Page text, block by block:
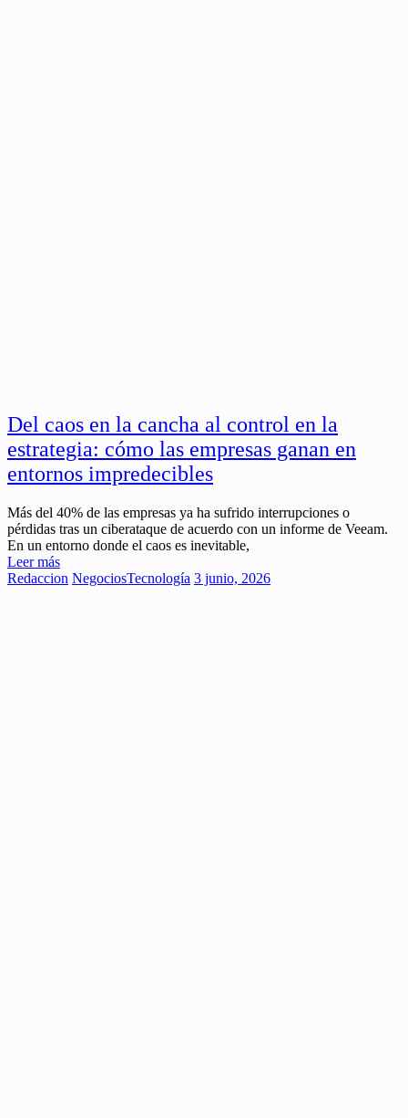
Del caos en la cancha al control en la
estrategia: cómo las empresas ganan en
entornos impredecibles
Más del 40% de las empresas ya ha sufrido interrupciones o
pérdidas tras un ciberataque de acuerdo con un informe de Veeam.
En un entorno donde el caos es inevitable,
Leer más
Redaccion NegociosTecnología 3 junio, 2026